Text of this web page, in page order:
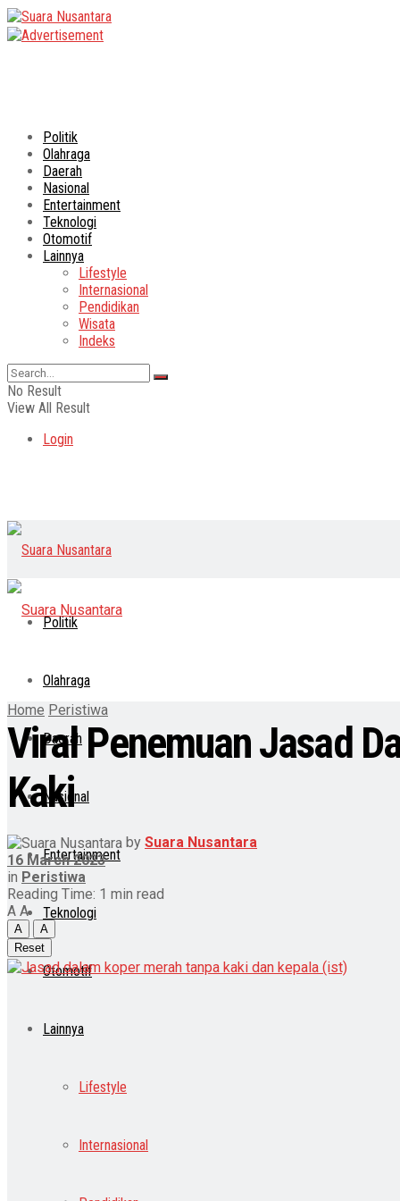
Politik
Olahraga
Daerah
Nasional
Entertainment
Teknologi
Otomotif
Lainnya
Lifestyle
Internasional
Pendidikan
Wisata
Indeks
No Result
View All Result
Login
Politik
Olahraga
Daerah
Nasional
Entertainment
Teknologi
Otomotif
Lainnya
Lifestyle
Internasional
Home Peristiwa
Viral Penemuan Jasad
Kaki
by Suara Nusantara
16 March 2023
in Peristiwa
Reading Time: 1 min read
A A
A
A
Reset